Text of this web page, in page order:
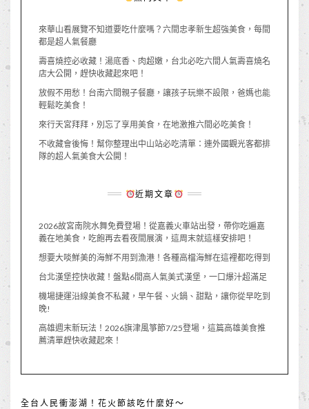
來華山看展覽不知道要吃什麼嗎？六間忠孝新生超強美食，每間
都是超人氣餐廳
壽喜燒控必收藏！湯底香、肉超嫩，台北必吃六間人氣壽喜燒名
店大公開，趕快收藏起來吧！
放假不用愁！台南六間親子餐廳，讓孩子玩樂不設限，爸媽也能
輕鬆吃美食！
來行天宮拜拜，別忘了享用美食，在地激推六間必吃美食！
不收藏會後悔！幫你整理出中山站必吃清單：連外國觀光客都排
隊的超人氣美食大公開！
近期文章
2026故宮南院水舞免費登場！從嘉義火車站出發，帶你吃遍嘉
義在地美食，吃飽再去看夜間展演，這周末就這樣安排吧！
想要大啖鮮美的海鮮不用到漁港！各種高檔海鮮在這裡都吃得到
台北漢堡控快收藏！盤點6間高人氣美式漢堡，一口爆汁超滿足
機場捷運沿線美食不私藏，早午餐、火鍋、甜點，讓你從早吃到
晚!
高雄週末新玩法！2026旗津風箏節7/25登場，這篇高雄美食推
薦清單趕快收藏起來！
全台人民衝澎湖！花火節該吃什麼好～